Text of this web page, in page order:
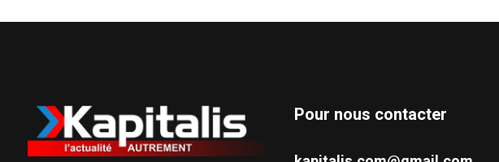
Pour nous contacter